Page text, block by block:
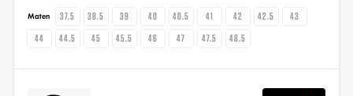
Maten 37.5 38.5 39 40 40.5 41 42 42.5
43
44
44.5 45 45.5 46 47 47.5 48.5